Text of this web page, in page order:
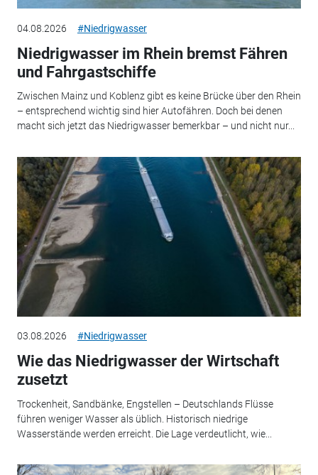
04.08.2026 #Niedrigwasser
Niedrigwasser im Rhein bremst Fähren
und Fahrgastschiffe
Zwischen Mainz und Koblenz gibt es keine Brücke über den Rhein
– entsprechend wichtig sind hier Autofähren. Doch bei denen
macht sich jetzt das Niedrigwasser bemerkbar – und nicht nur...
03.08.2026 #Niedrigwasser
Wie das Niedrigwasser der Wirtschaft
zusetzt
Trockenheit, Sandbänke, Engstellen – Deutschlands Flüsse
führen weniger Wasser als üblich. Historisch niedrige
Wasserstände werden erreicht. Die Lage verdeutlicht, wie...